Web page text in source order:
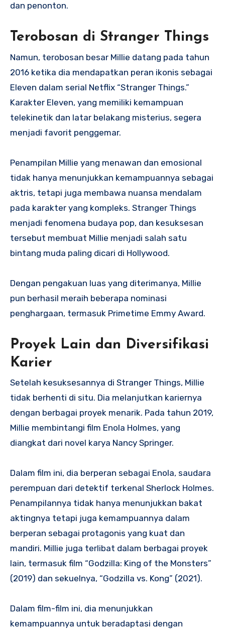
dan penonton.
Terobosan di Stranger Things
Namun, terobosan besar Millie datang pada tahun
2016 ketika dia mendapatkan peran ikonis sebagai
Eleven dalam serial Netflix “Stranger Things.”
Karakter Eleven, yang memiliki kemampuan
telekinetik dan latar belakang misterius, segera
menjadi favorit penggemar.
Penampilan Millie yang menawan dan emosional
tidak hanya menunjukkan kemampuannya sebagai
aktris, tetapi juga membawa nuansa mendalam
pada karakter yang kompleks. Stranger Things
menjadi fenomena budaya pop, dan kesuksesan
tersebut membuat Millie menjadi salah satu
bintang muda paling dicari di Hollywood.
Dengan pengakuan luas yang diterimanya, Millie
pun berhasil meraih beberapa nominasi
penghargaan, termasuk Primetime Emmy Award.
Proyek Lain dan Diversifikasi
Karier
Setelah kesuksesannya di Stranger Things, Millie
tidak berhenti di situ. Dia melanjutkan kariernya
dengan berbagai proyek menarik. Pada tahun 2019,
Millie membintangi film Enola Holmes, yang
diangkat dari novel karya Nancy Springer.
Dalam film ini, dia berperan sebagai Enola, saudara
perempuan dari detektif terkenal Sherlock Holmes.
Penampilannya tidak hanya menunjukkan bakat
aktingnya tetapi juga kemampuannya dalam
berperan sebagai protagonis yang kuat dan
mandiri. Millie juga terlibat dalam berbagai proyek
lain, termasuk film “Godzilla: King of the Monsters”
(2019) dan sekuelnya, “Godzilla vs. Kong” (2021).
Dalam film-film ini, dia menunjukkan
kemampuannya untuk beradaptasi dengan